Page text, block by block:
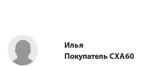
Илья
Покупатель CXA60